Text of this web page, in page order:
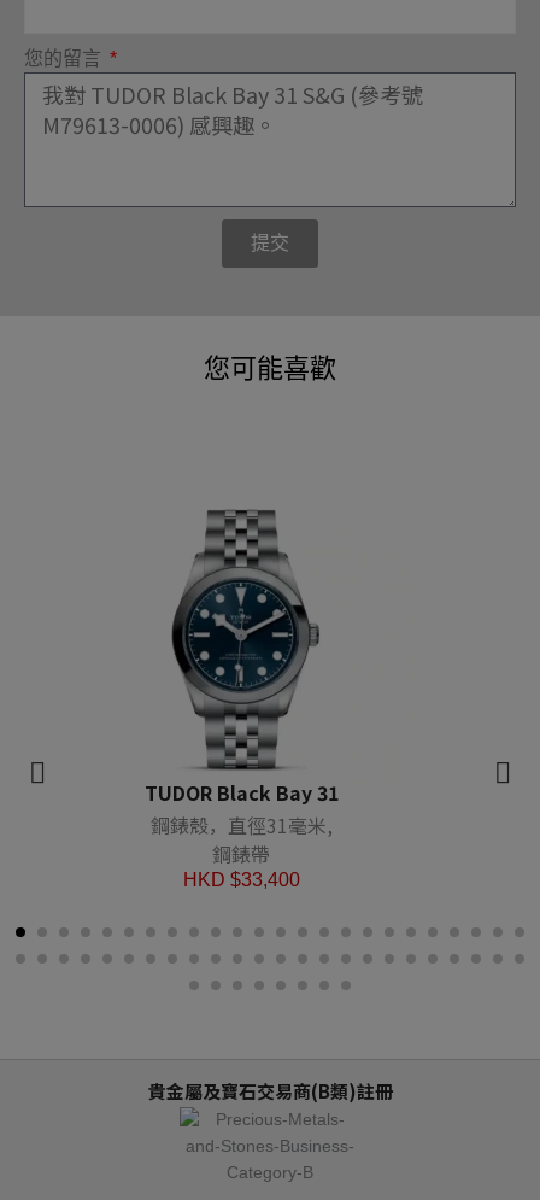
您的留言
提交
您可能喜歡
TUDOR Black Bay 31
鋼錶殼，直徑31毫米,
鋼錶帶
HKD $33,400
貴金屬及寶石交易商(B類)註冊